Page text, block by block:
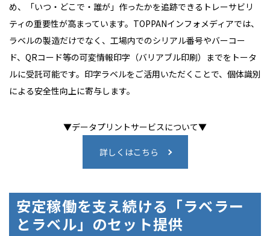
め、「いつ・どこで・誰が」作ったかを追跡できるトレーサビリ
ティの重要性が高まっています。TOPPANインフォメディアでは、
ラベルの製造だけでなく、工場内でのシリアル番号やバーコー
ド、QRコード等の可変情報印字（バリアブル印刷）までをトータ
ルに受託可能です。印字ラベルをご活用いただくことで、個体識別
による安全性向上に寄与します。
▼データプリントサービスについて▼
詳しくはこちら
安定稼働を支え続ける「ラベラー
とラベル」のセット提供